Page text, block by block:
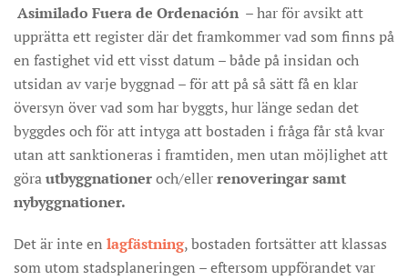
Asimilado Fuera de Ordenación – har för avsikt att
upprätta ett register där det framkommer vad som finns på
en fastighet vid ett visst datum – både på insidan och
utsidan av varje byggnad – för att på så sätt få en klar
översyn över vad som har byggts, hur länge sedan det
byggdes och för att intyga att bostaden i fråga får stå kvar
utan att sanktioneras i framtiden, men utan möjlighet att
görautbyggnationeroch/ellerrenoveringar samt
nybyggnationer.
Det är inte en lagfästning, bostaden fortsätter att klassas
som utom stadsplaneringen – eftersom uppförandet var